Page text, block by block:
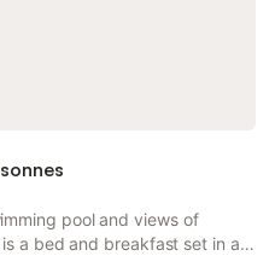
pool and views of
a bed and breakfast set in a
19 km from Epernay Train